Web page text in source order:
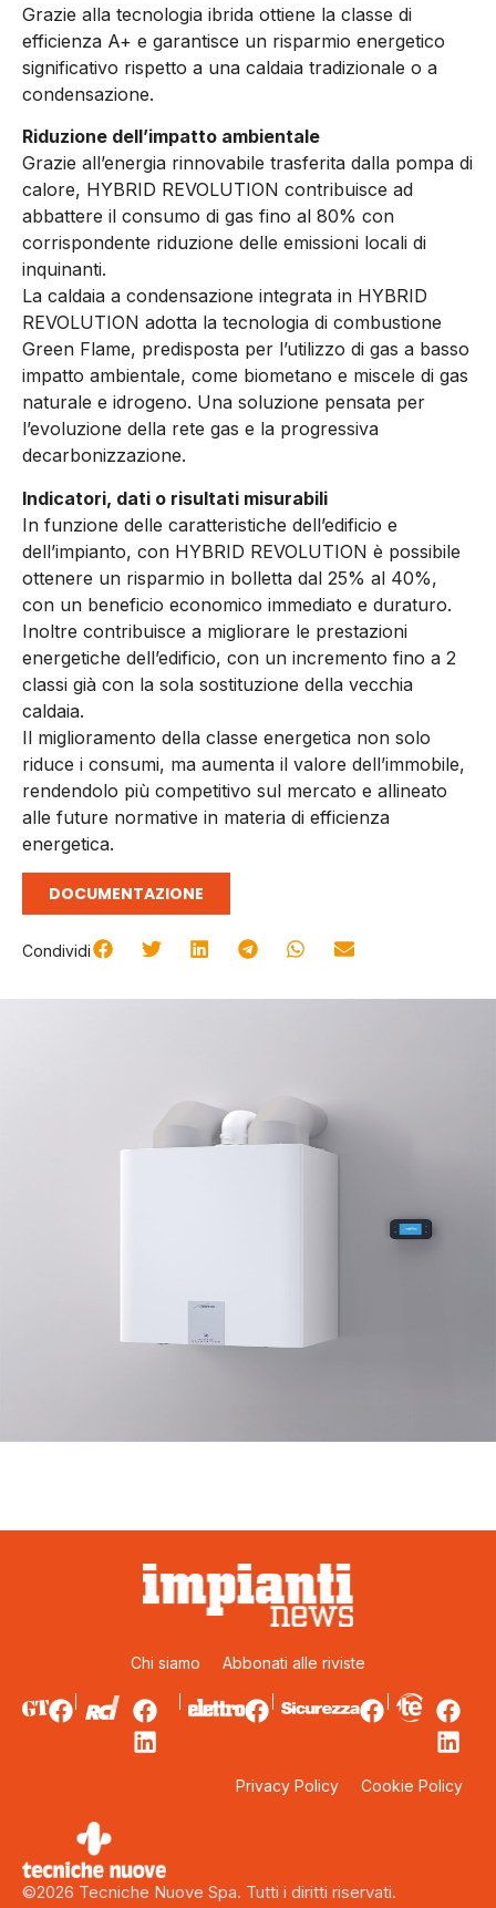
Grazie alla tecnologia ibrida ottiene la classe di
efficienza A+ e garantisce un risparmio energetico
significativo rispetto a una caldaia tradizionale o a
condensazione.
Riduzione dell’impatto ambientale
Grazie all’energia rinnovabile trasferita dalla pompa di
calore, HYBRID REVOLUTION contribuisce ad
abbattere il consumo di gas fino al 80% con
corrispondente riduzione delle emissioni locali di
inquinanti.
La caldaia a condensazione integrata in HYBRID
REVOLUTION adotta la tecnologia di combustione
Green Flame, predisposta per l’utilizzo di gas a basso
impatto ambientale, come biometano e miscele di gas
naturale e idrogeno. Una soluzione pensata per
l’evoluzione della rete gas e la progressiva
decarbonizzazione.
Indicatori, dati o risultati misurabili
In funzione delle caratteristiche dell’edificio e
dell’impianto, con HYBRID REVOLUTION è possibile
ottenere un risparmio in bolletta dal 25% al 40%,
con un beneficio economico immediato e duraturo.
Inoltre contribuisce a migliorare le prestazioni
energetiche dell’edificio, con un incremento fino a 2
classi già con la sola sostituzione della vecchia
caldaia.
Il miglioramento della classe energetica non solo
riduce i consumi, ma aumenta il valore dell’immobile,
rendendolo più competitivo sul mercato e allineato
alle future normative in materia di efficienza
energetica.
DOCUMENTAZIONE
Condividi
Chi siamo Abbonati alle riviste
Privacy Policy Cookie Policy
©2026 Tecniche Nuove Spa. Tutti i diritti riservati.